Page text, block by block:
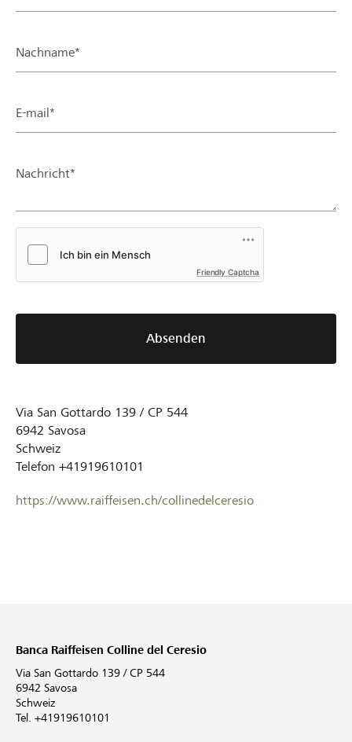
Nachname*
E-mail*
Nachricht*
Friendly Captcha
Absenden
Via San Gottardo 139 / CP 544
6942 Savosa
Schweiz
Telefon +41919610101
https://www.raiffeisen.ch/collinedelceresio
Banca Raiffeisen Colline del Ceresio
Via San Gottardo 139 / CP 544
6942 Savosa
Schweiz
Tel. +41919610101